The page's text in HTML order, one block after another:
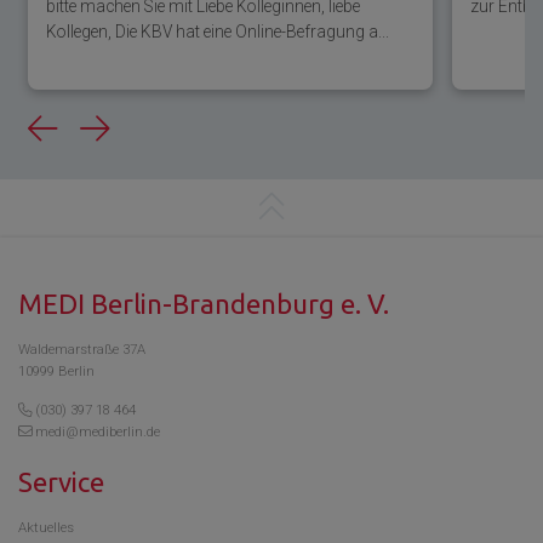
bitte machen Sie mit Liebe Kolleginnen, liebe
Kollegen, Die KBV hat eine Online-Befragung a...
zur
Previous
Next
MEDI Berlin-Brandenburg e. V.
Waldemarstraße 37A
10999 Berlin
(030) 397 18 464
medi@mediberlin.de
Service
Aktuelles